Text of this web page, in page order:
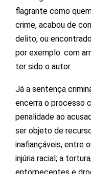
flagrante como
crime, acabou de
delito, ou
por exemplo: com
ter sido o autor.
Já a sentença
encerra o processo
penalidade ao
ser objeto de
inafiançáveis, entre
injúria racial; a
entorpecentes e